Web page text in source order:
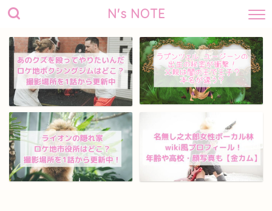
N's NOTE